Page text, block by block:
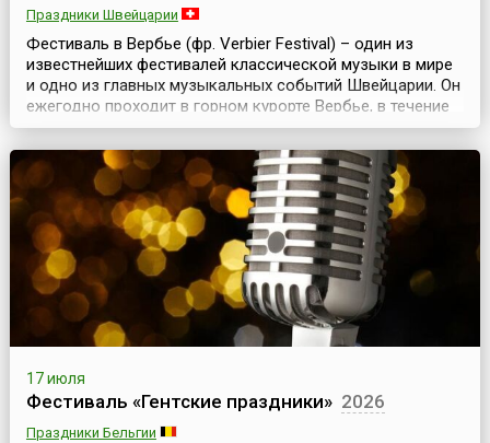
Праздники Швейцарии
Фестиваль в Вербье (фр. Verbier Festival) – один из
известнейших фестивалей классической музыки в мире
и одно из главных музыкальных событий Швейцарии. Он
ежегодно проходит в горном курорте Вербье, в течение
двух недель во второй половине июля.Фестиваль
возник в этом небольшом городке, в самом сердце
Швейцарских Альп, в 1994 году. Его создателем и
художественным руководителем стал Мартин Тайсо...
17 июля
Фестиваль «Гентские праздники» 2026
Праздники Бельгии